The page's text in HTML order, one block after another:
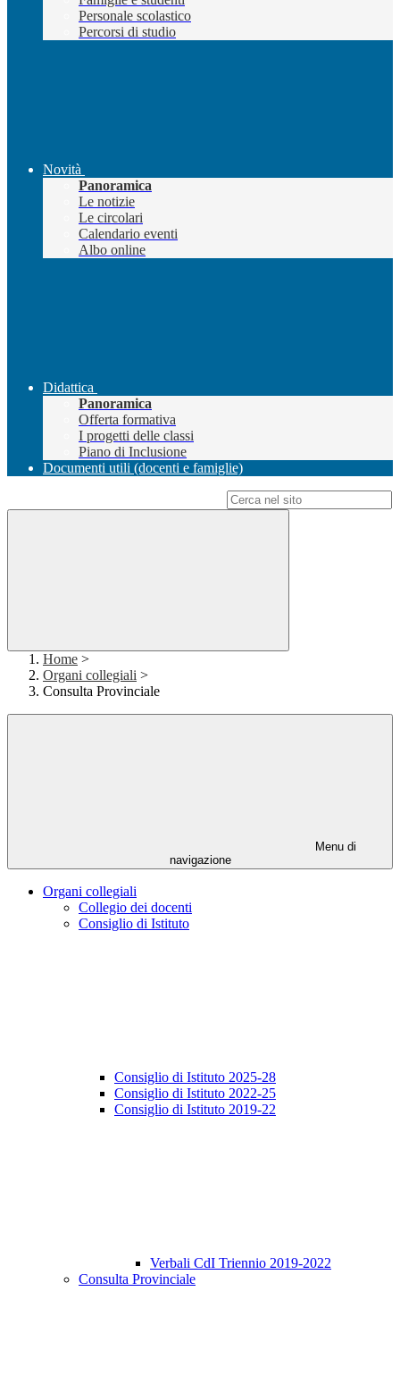
Personale scolastico
Percorsi di studio
Novità
Panoramica
Le notizie
Le circolari
Calendario eventi
Albo online
Didattica
Panoramica
Offerta formativa
I progetti delle classi
Piano di Inclusione
Documenti utili (docenti e famiglie)
Home >
Organi collegiali >
Consulta Provinciale
Menu di
navigazione
Organi collegiali
Collegio dei docenti
Consiglio di Istituto
Consiglio di Istituto 2025-28
Consiglio di Istituto 2022-25
Consiglio di Istituto 2019-22
Verbali CdI Triennio 2019-2022
Consulta Provinciale